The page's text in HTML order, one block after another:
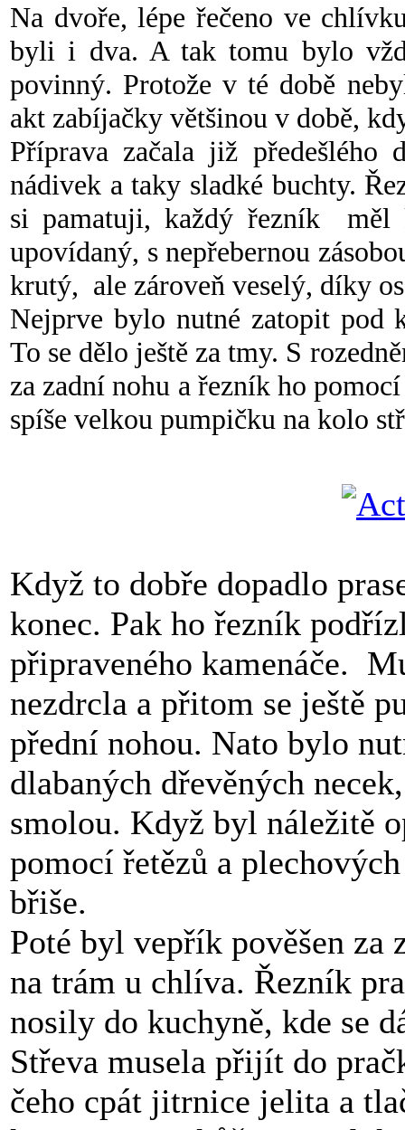
Na dvoře, lépe řečeno ve
byli i dva. A tak tomu bylo
povinný. Protože v té době
akt zabíjačky většinou v době,
Příprava začala již předešlého
nádivek a taky sladké buchty.
si pamatuji, každý řezník měl
upovídaný, s nepřebernou
krutý, ale zároveň veselý, díky
Nejprve bylo nutné zatopit pod
To se dělo ještě za tmy. S
za zadní nohu a řezník ho
spíše velkou pumpičku na kolo
Když to dobře dopadlo
konec. Pak ho řezník
připraveného kamenáče.
nezdrcla a přitom se ještě
přední nohou. Nato bylo
dlabaných dřevěných
smolou. Když byl náležitě
pomocí řetězů a
břiše.
Poté byl vepřík pověšen za
na trám u chlíva. Řezník
nosily do kuchyně, kde se
Střeva musela přijít do
čeho cpát jitrnice jelita a